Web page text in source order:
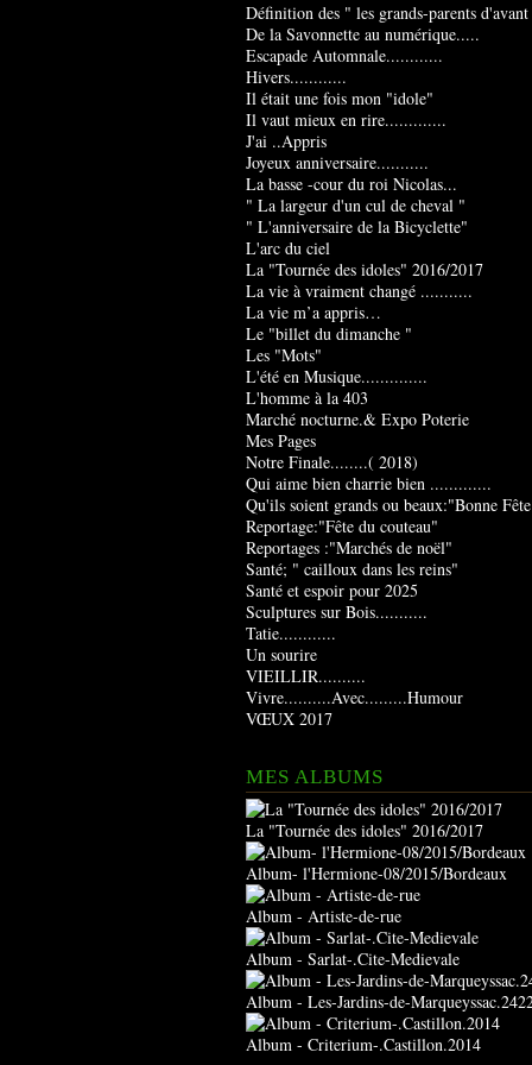
Définition des " les grands-parents
De la Savonnette au numérique.....
Escapade Automnale............
Hivers............
Il était une fois mon "idole"
Il vaut mieux en rire.............
J'ai ..Appris
Joyeux anniversaire...........
La basse -cour du roi Nicolas...
" La largeur d'un cul de cheval "
" L'anniversaire de la Bicyclette"
L'arc du ciel
La "Tournée des idoles" 2016/2017
La vie à vraiment changé ...........
La vie m’a appris…
Le "billet du dimanche "
Les "Mots"
L'été en Musique..............
L'homme à la 403
Marché nocturne.& Expo Poterie
Mes Pages
Notre Finale........( 2018)
Qui aime bien charrie bien .............
Qu'ils soient grands ou beaux:"Bonne
Reportage:"Fête du couteau"
Reportages :"Marchés de noël"
Santé; " cailloux dans les reins"
Santé et espoir pour 2025
Sculptures sur Bois...........
Tatie............
Un sourire
VIEILLIR..........
Vivre..........Avec.........Humour
VŒUX 2017
MES ALBUMS
La "Tournée des idoles" 2016/2017
Album- l'Hermione-08/2015/Bordeaux
Album - Artiste-de-rue
Album - Sarlat-.Cite-Medievale
Album - Les-Jardins-de-
Album - Criterium-.Castillon.2014